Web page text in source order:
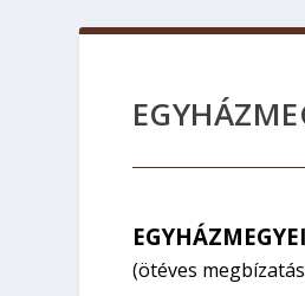
(ötéves